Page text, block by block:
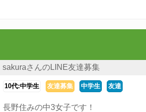
sakuraさんのLINE友達募集
10代:中学生 友達募集 中学生 友達
長野住みの中3女子です！